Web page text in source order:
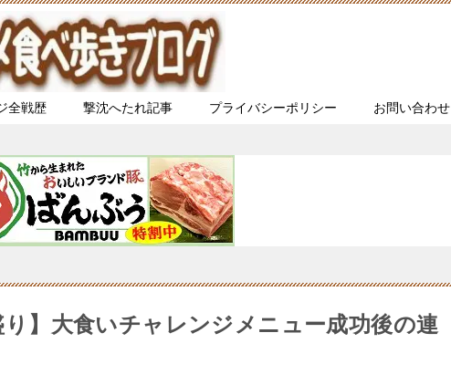
全戦歴 撃沈へたれ記事 プライバシーポリシー お問い合わせ
】大食いチャレンジメニュー成功後の連